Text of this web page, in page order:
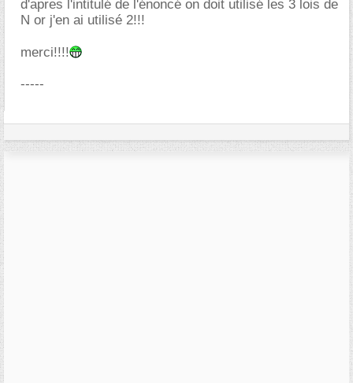
d'apres l'intitulé de l'énoncé on doit utilisé les 3 lois de
N or j'en ai utilisé 2!!!
merci!!!!
-----